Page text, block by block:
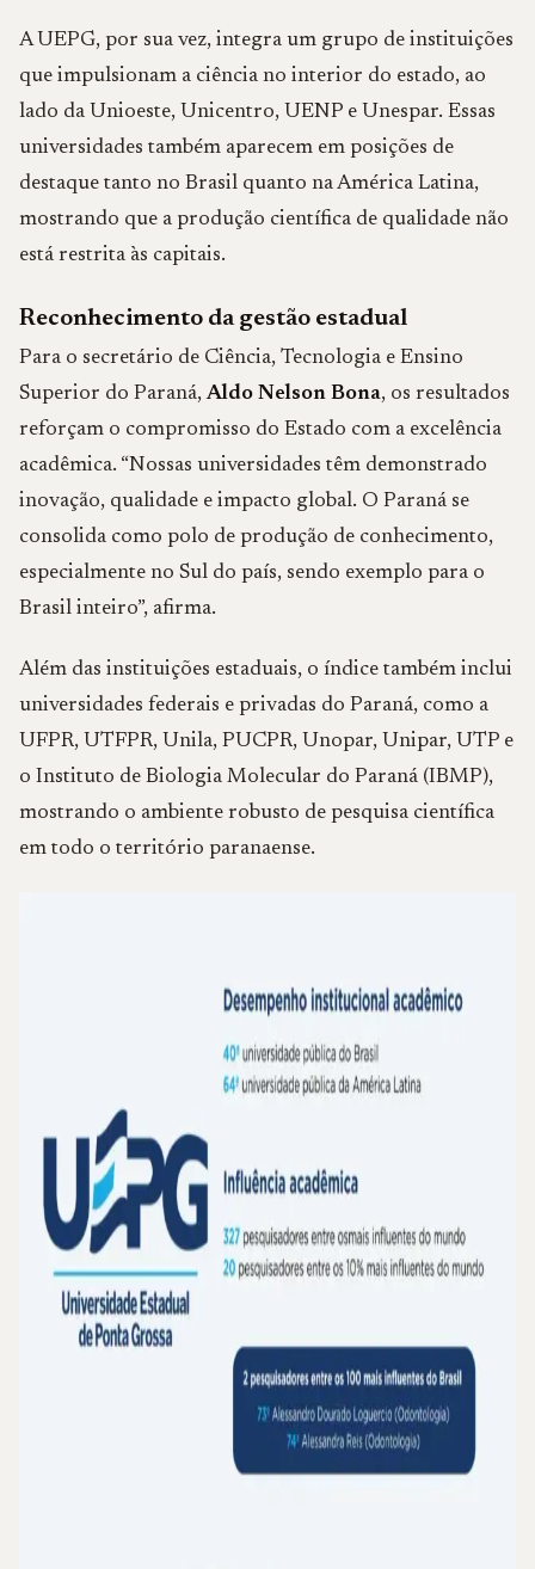
A UEPG, por sua vez, integra um grupo de instituições
que impulsionam a ciência no interior do estado, ao
lado da Unioeste, Unicentro, UENP e Unespar. Essas
universidades também aparecem em posições de
destaque tanto no Brasil quanto na América Latina,
mostrando que a produção científica de qualidade não
está restrita às capitais.
Reconhecimento da gestão estadual
Para o secretário de Ciência, Tecnologia e Ensino
Superior do Paraná,Aldo Nelson Bona, os resultados
reforçam o compromisso do Estado com a excelência
acadêmica. “Nossas universidades têm demonstrado
inovação, qualidade e impacto global. O Paraná se
consolida como polo de produção de conhecimento,
especialmente no Sul do país, sendo exemplo para o
Brasil inteiro”, afirma.
Além das instituições estaduais, o índice também inclui
universidades federais e privadas do Paraná, como a
UFPR, UTFPR, Unila, PUCPR, Unopar, Unipar, UTP e
o Instituto de Biologia Molecular do Paraná (IBMP),
mostrando o ambiente robusto de pesquisa científica
em todo o território paranaense.